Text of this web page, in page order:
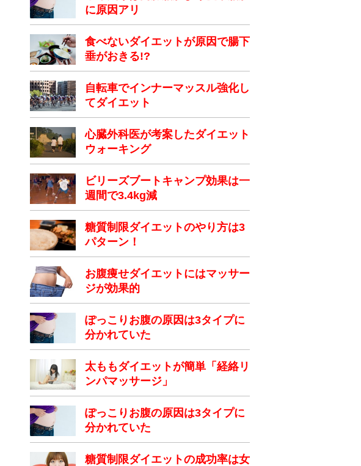
に原因アリ
食べないダイエットが原因で腸下
垂がおきる!?
自転車でインナーマッスル強化し
てダイエット
心臓外科医が考案したダイエット
ウォーキング
ビリーズブートキャンプ効果は一
週間で3.4kg減
糖質制限ダイエットのやり方は3
パターン！
お腹痩せダイエットにはマッサー
ジが効果的
ぽっこりお腹の原因は3タイプに
分かれていた
太ももダイエットが簡単「経絡リ
ンパマッサージ」
ぽっこりお腹の原因は3タイプに
分かれていた
糖質制限ダイエットの成功率は女